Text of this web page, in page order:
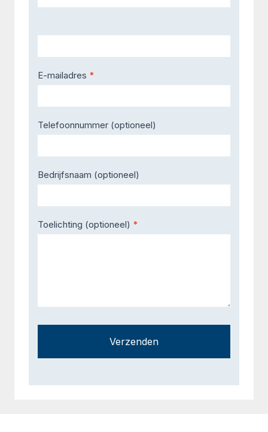
E-mailadres *
Telefoonnummer (optioneel)
Bedrijfsnaam (optioneel)
Toelichting (optioneel) *
Verzenden